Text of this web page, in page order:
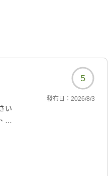
5
い
参
發布日： 2026/8/3